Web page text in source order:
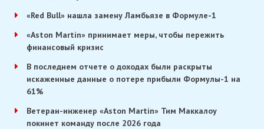
«Red Bull» нашла замену Ламбьязе в Формуле-1
«Aston Martin» принимает меры, чтобы пережить
финансовый кризис
В последнем отчете о доходах были раскрыты
искаженные данные о потере прибыли Формулы-1 на
61%
Ветеран-инженер «Aston Martin» Тим Маккалоу
покинет команду после 2026 года